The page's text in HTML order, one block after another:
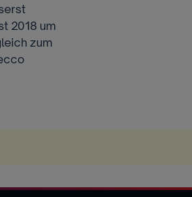
2018 um
zum